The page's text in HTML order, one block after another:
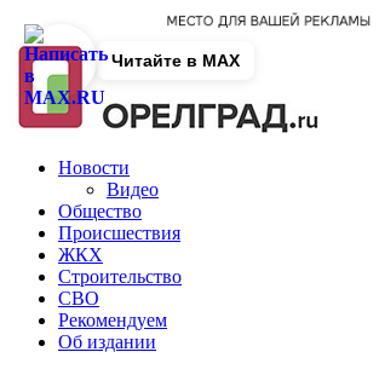
Новости
Видео
Общество
Происшествия
ЖКХ
Строительство
СВО
Рекомендуем
Об издании
Читайте в MAX